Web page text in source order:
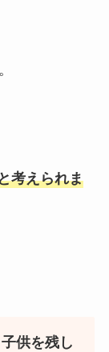
考えられま
供を残し